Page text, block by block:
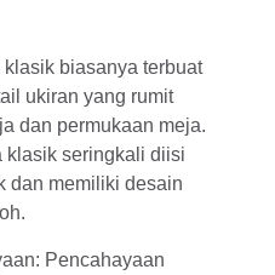
biasanya terbuat
ukiran yang rumit
dan permukaan meja.
klasik seringkali diisi
dan memiliki desain
Pencahayaan